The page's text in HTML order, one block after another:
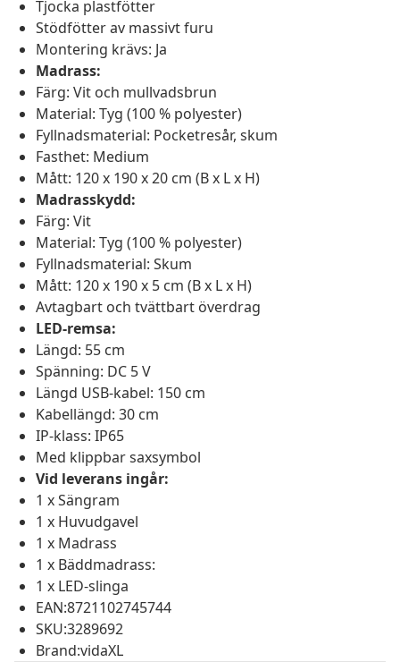
Tjocka plastfötter
Stödfötter av massivt furu
Montering krävs: Ja
Madrass:
Färg: Vit och mullvadsbrun
Material: Tyg (100 % polyester)
Fyllnadsmaterial: Pocketresår, skum
Fasthet: Medium
Mått: 120 x 190 x 20 cm (B x L x H)
Madrasskydd:
Färg: Vit
Material: Tyg (100 % polyester)
Fyllnadsmaterial: Skum
Mått: 120 x 190 x 5 cm (B x L x H)
Avtagbart och tvättbart överdrag
LED-remsa:
Längd: 55 cm
Spänning: DC 5 V
Längd USB-kabel: 150 cm
Kabellängd: 30 cm
IP-klass: IP65
Med klippbar saxsymbol
Vid leverans ingår:
1 x Sängram
1 x Huvudgavel
1 x Madrass
1 x Bäddmadrass:
1 x LED-slinga
EAN:8721102745744
SKU:3289692
Brand:vidaXL